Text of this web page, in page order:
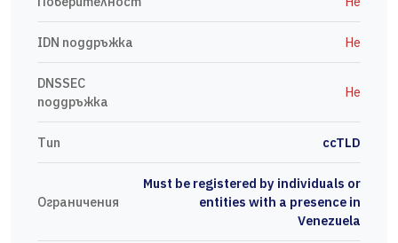
IDN поддръжка Не
DNSSEC
поддръжка
Не
Тип ccTLD
Ограничения
Must be registered by individuals or
entities with a presence in
Venezuela